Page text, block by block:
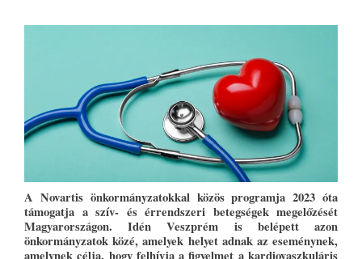
A Novartis önkormányzatokkal közös programja 2023 óta
támogatja a szív- és érrendszeri betegségek megelőzését
Magyarországon. Idén Veszprém is belépett azon
önkormányzatok közé, amelyek helyet adnak az eseménynek,
amelynek célja, hogy felhívja a figyelmet a kardiovaszkuláris